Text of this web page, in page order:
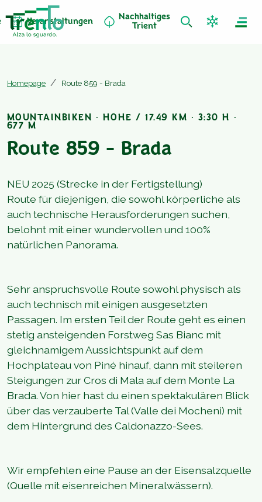
Veranstaltungen
Nachhaltiges
Trient
Homepage Route 859 - Brada
Route 859 - Brada
MOUNTAINBIKEN · HOHE / 17.49 KM · 3:30 H ·
677 M
NEU 2025 (Strecke in der Fertigstellung)
Route für diejenigen, die sowohl körperliche als
auch technische Herausforderungen suchen,
belohnt mit einer wundervollen und 100%
natürlichen Panorama.
Sehr anspruchsvolle Route sowohl physisch als
auch technisch mit einigen ausgesetzten
Passagen. Im ersten Teil der Route geht es einen
stetig ansteigenden Forstweg Sas Bianc mit
gleichnamigem Aussichtspunkt auf dem
Hochplateau von Piné hinauf, dann mit steileren
Steigungen zur Cros di Mala auf dem Monte La
Brada. Von hier hast du einen spektakulären Blick
über das verzauberte Tal (Valle dei Mocheni) mit
dem Hintergrund des Caldonazzo-Sees.
Wir empfehlen eine Pause an der Eisensalzquelle
(Quelle mit eisenreichen Mineralwässern).